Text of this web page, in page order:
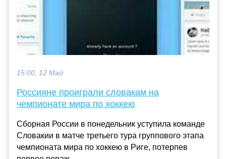
15:00, 12 Май
Россияне проиграли словакам на
чемпионате мира по хоккею
Сборная России в понедельник уступила команде
Словакии в матче третьего тура группового этапа
чемпионата мира по хоккею в Риге, потерпев